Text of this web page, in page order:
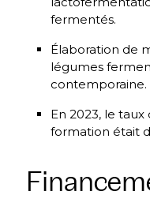
fermentés.
Élaboration de
légumes
contemporaine.
En 2023, le
formation était